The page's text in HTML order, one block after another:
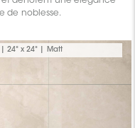
de noblesse.
24" x 24" | Matt